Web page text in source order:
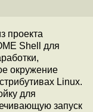
проекта
Shell для
окружение
Linux.
для
запуск